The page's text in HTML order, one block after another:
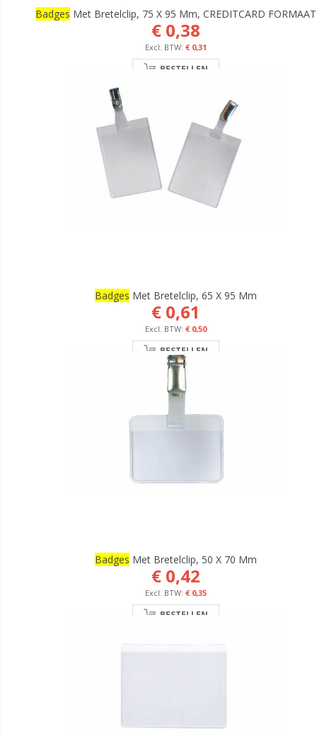
Badges Met Bretelclip, 75 X 95 Mm, CREDITCARD FORMAAT
€ 0,38
€ 0,31
BESTELLEN
Badges Met Bretelclip, 65 X 95 Mm
€ 0,61
€ 0,50
BESTELLEN
Badges Met Bretelclip, 50 X 70 Mm
€ 0,42
€ 0,35
BESTELLEN